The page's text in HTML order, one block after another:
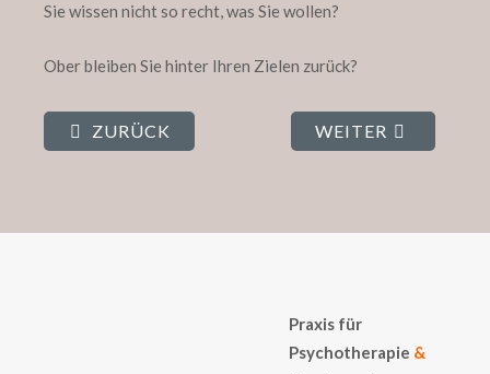
Sie wissen nicht so recht, was Sie wollen?
Ober bleiben Sie hinter Ihren Zielen zurück?
ZURÜCK WEITER
Praxis für
Psychotherapie &